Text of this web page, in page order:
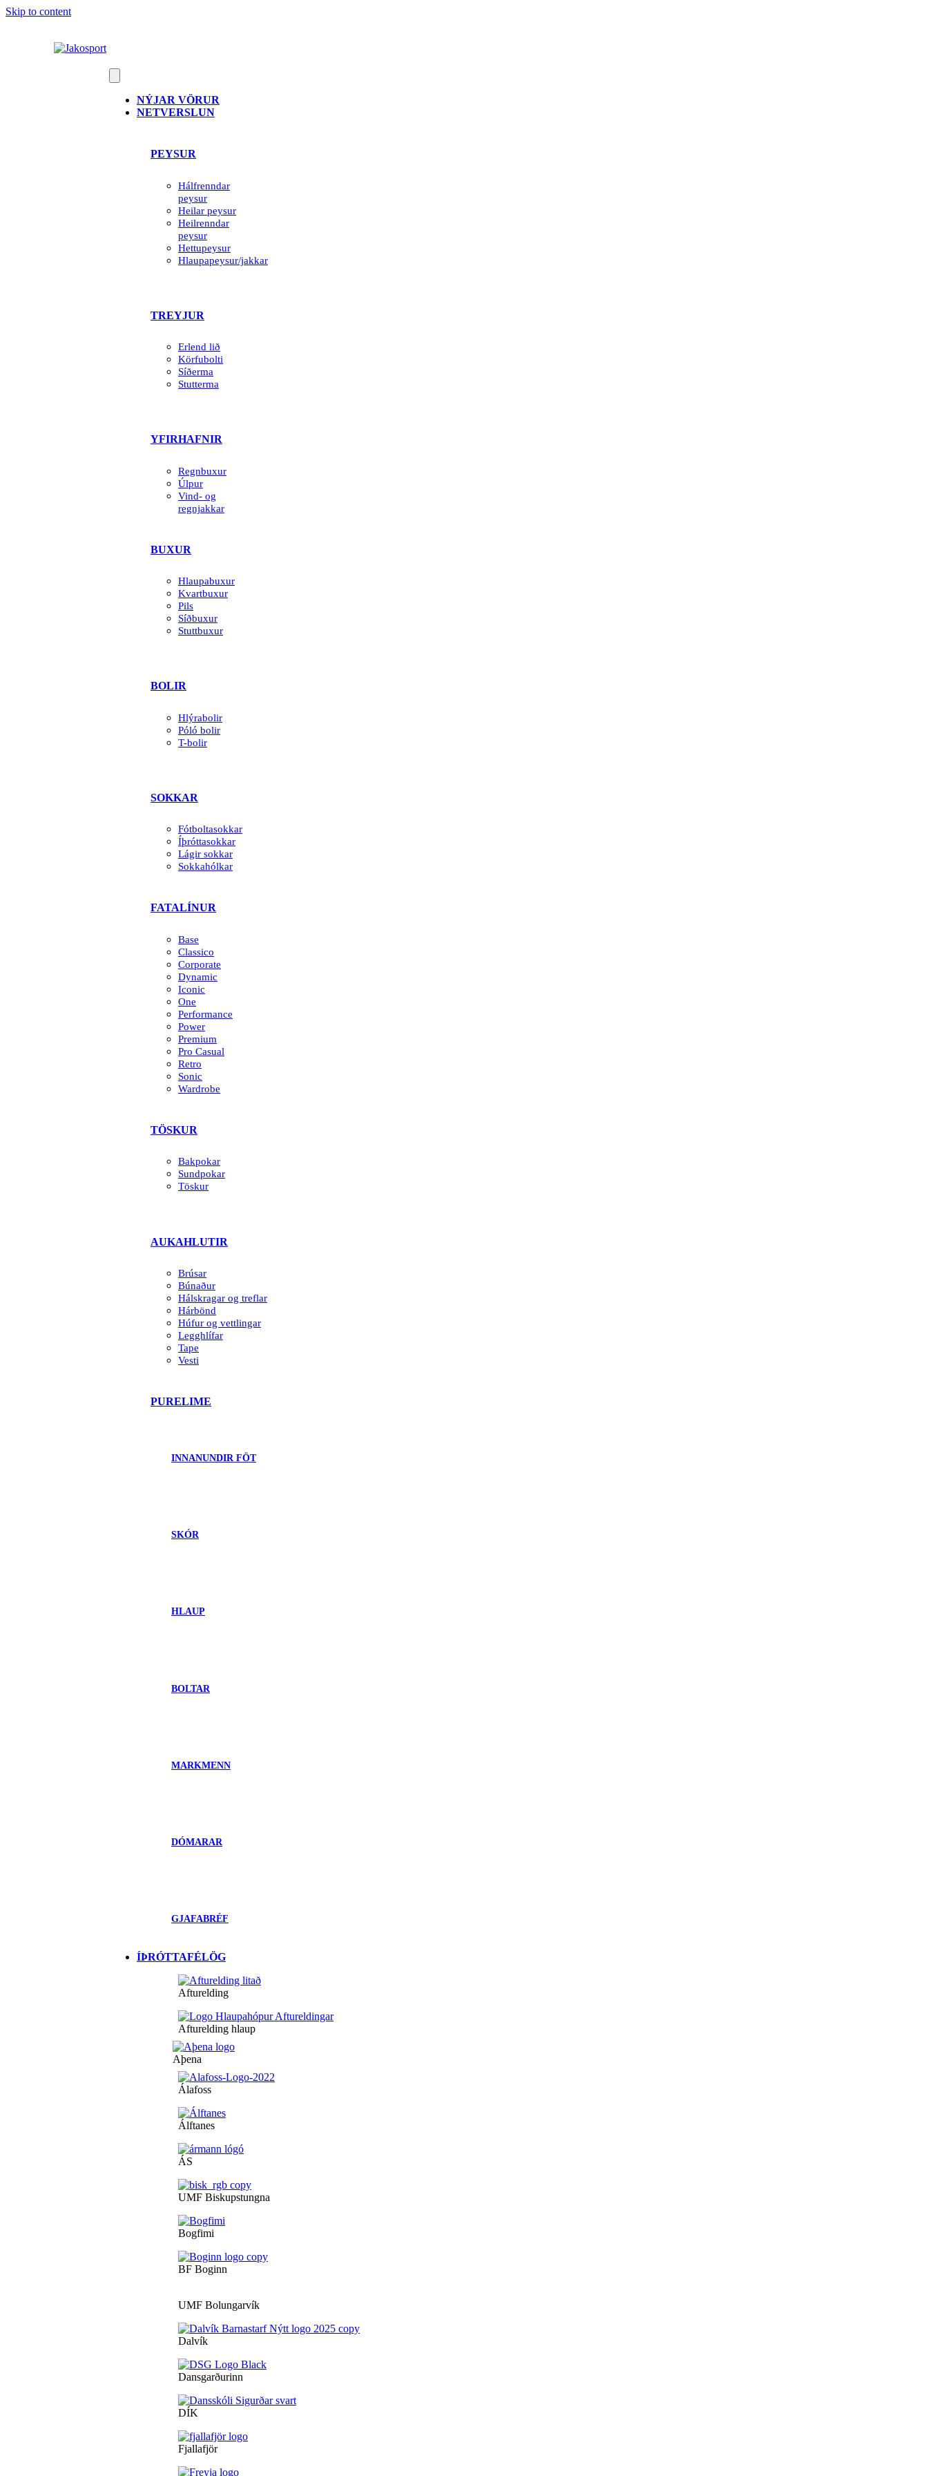
Skip to content
NÝJAR VÖRUR
NETVERSLUN
PEYSUR
Hálfrenndar
peysur
Heilar peysur
Heilrenndar
peysur
Hettupeysur
Hlaupapeysur/jakkar
TREYJUR
Erlend lið
Körfubolti
Síðerma
Stutterma
YFIRHAFNIR
Regnbuxur
Úlpur
Vind- og
regnjakkar
BUXUR
Hlaupabuxur
Kvartbuxur
Pils
Síðbuxur
Stuttbuxur
BOLIR
Hlýrabolir
Póló bolir
T-bolir
SOKKAR
Fótboltasokkar
Íþróttasokkar
Lágir sokkar
Sokkahólkar
FATALÍNUR
Base
Classico
Corporate
Dynamic
Iconic
One
Performance
Power
Premium
Pro Casual
Retro
Sonic
Wardrobe
TÖSKUR
Bakpokar
Sundpokar
Töskur
AUKAHLUTIR
Brúsar
Búnaður
Hálskragar og treflar
Hárbönd
Húfur og vettlingar
Legghlífar
Tape
Vesti
PURELIME
INNANUNDIR FÖT
SKÓR
HLAUP
BOLTAR
MARKMENN
DÓMARAR
GJAFABRÉF
ÍÞRÓTTAFÉLÖG
Afturelding
Afturelding hlaup
Aþena
Álafoss
Álftanes
ÁS
UMF Biskupstungna
Bogfimi
BF Boginn
UMF Bolungarvík
Dalvík
Dansgarðurinn
DÍK
Fjallafjör